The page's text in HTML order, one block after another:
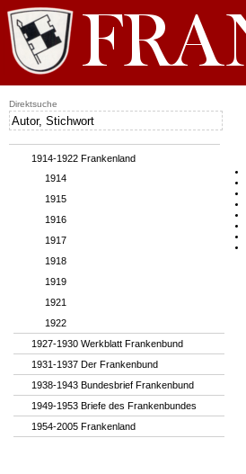
1914-1922 Frankenland
1914
1915
1916
1917
1918
1919
1921
1922
1927-1930 Werkblatt Frankenbund
1931-1937 Der Frankenbund
1938-1943 Bundesbrief Frankenbund
1949-1953 Briefe des Frankenbundes
1954-2005 Frankenland
Direktsuche